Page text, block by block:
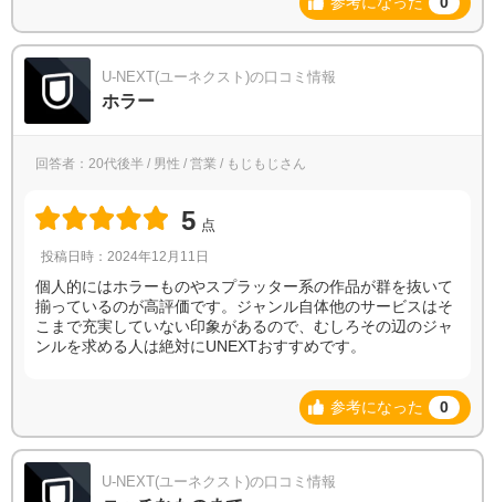
U-NEXT(ユーネクスト)の口コミ情報
ホラー
回答者：20代後半 / 男性 / 営業 / もじもじさん
5 点
投稿日時：2024年12月11日
個人的にはホラーものやスプラッター系の作品が群を抜いて
揃っているのが高評価です。ジャンル自体他のサービスはそ
こまで充実していない印象があるので、むしろその辺のジャ
ンルを求める人は絶対にUNEXTおすすめです。
参考になった 0
U-NEXT(ユーネクスト)の口コミ情報